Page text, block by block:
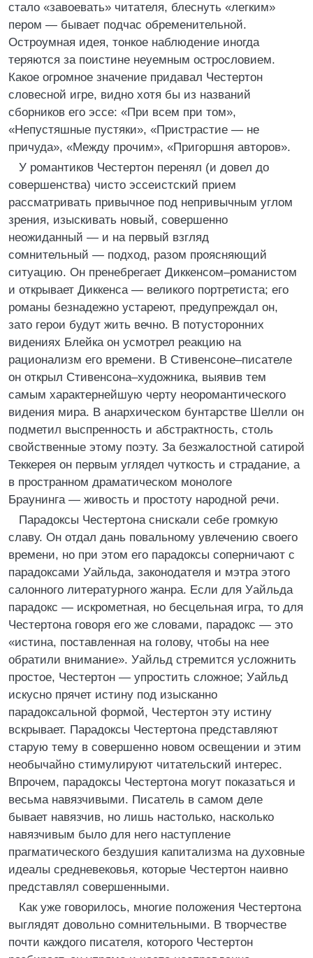
стало «завоевать» читателя, блеснуть «легким»
пером — бывает подчас обременительной.
Остроумная идея, тонкое наблюдение иногда
теряются за поистине неуемным острословием.
Какое огромное значение придавал Честертон
словесной игре, видно хотя бы из названий
сборников его эссе: «При всем при том»,
«Непустяшные пустяки», «Пристрастие — не
причуда», «Между прочим», «Пригоршня авторов».
У романтиков Честертон перенял (и довел до
совершенства) чисто эссеистский прием
рассматривать привычное под непривычным углом
зрения, изыскивать новый, совершенно
неожиданный — и на первый взгляд
сомнительный — подход, разом проясняющий
ситуацию. Он пренебрегает Диккенсом–романистом
и открывает Диккенса — великого портретиста; его
романы безнадежно устареют, предупреждал он,
зато герои будут жить вечно. В потусторонних
видениях Блейка он усмотрел реакцию на
рационализм его времени. В Стивенсоне–писателе
он открыл Стивенсона–художника, выявив тем
самым характернейшую черту неоромантического
видения мира. В анархическом бунтарстве Шелли он
подметил выспренность и абстрактность, столь
свойственные этому поэту. За безжалостной сатирой
Теккерея он первым углядел чуткость и страдание, а
в пространном драматическом монологе
Браунинга — живость и простоту народной речи.
Парадоксы Честертона снискали себе громкую
славу. Он отдал дань повальному увлечению своего
времени, но при этом его парадоксы соперничают с
парадоксами Уайльда, законодателя и мэтра этого
салонного литературного жанра. Если для Уайльда
парадокс — искрометная, но бесцельная игра, то для
Честертона говоря его же словами, парадокс — это
«истина, поставленная на голову, чтобы на нее
обратили внимание». Уайльд стремится усложнить
простое, Честертон — упростить сложное; Уайльд
искусно прячет истину под изысканно
парадоксальной формой, Честертон эту истину
вскрывает. Парадоксы Честертона представляют
старую тему в совершенно новом освещении и этим
необычайно стимулируют читательский интерес.
Впрочем, парадоксы Честертона могут показаться и
весьма навязчивыми. Писатель в самом деле
бывает навязчив, но лишь настолько, насколько
навязчивым было для него наступление
прагматического бездушия капитализма на духовные
идеалы средневековья, которые Честертон наивно
представлял совершенными.
Как уже говорилось, многие положения Честертона
выглядят довольно сомнительными. В творчестве
почти каждого писателя, которого Честертон